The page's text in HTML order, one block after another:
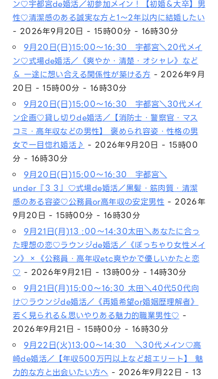
ン♡宇都宮de婚活／初参加メイン！【初婚＆大卒】男
性♡清潔感のある誠実な方と1～2年以内に結婚したい
- 2026年9月20日 - 15時00分 - 16時30分
9月20日(日)15:00～16:30 宇都宮＼20代メイ
ン♡式場de婚活／《爽やか・清楚・オシャレ》など
＆ 一途に想い合える関係性が築ける方 - 2026年9月
20日 - 15時00分 - 16時30分
9月20日(日)15:00～16:30 宇都宮＼30代メイ
ン企画♡貸し切りde婚活／【消防士・警察官・マス
コミ・高年収などの男性】 褒められ容姿・性格の男
女で一目惚れ婚活♪ - 2026年9月20日 - 15時00
分 - 16時30分
9月20日(日)15:00～16:30 宇都宮＼
under『３３』♡式場de婚活／黒髪・筋肉質・清潔
感のある容姿♡公務員or高年収の安定男性- 2026年
9月20日 - 15時00分 - 16時30分
9月21日(月)13 :00～14:30太田＼あなたに合っ
た理想の恋♡ラウンジde婚活／《ぽっちゃり女性メイ
ン》×《公務員・高年収etc爽やかで優しいかたと恋
♡ - 2026年9月21日 - 13時00分 - 14時30分
9月21日(月)15:00～16:30 太田＼40代50代向
け♡ラウンジde婚活／《再婚希望or婚姻歴理解者》
若く見られる＆思いやりある魅力的職業男性♡ -
2026年9月21日 - 15時00分 - 16時30分
9月22日(火)13:00～14:30 ＼30代メイン♡高
崎de婚活／【年収500万円以上など超エリート】 魅
力的な方と出会いたい方へ - 2026年9月22日 - 13